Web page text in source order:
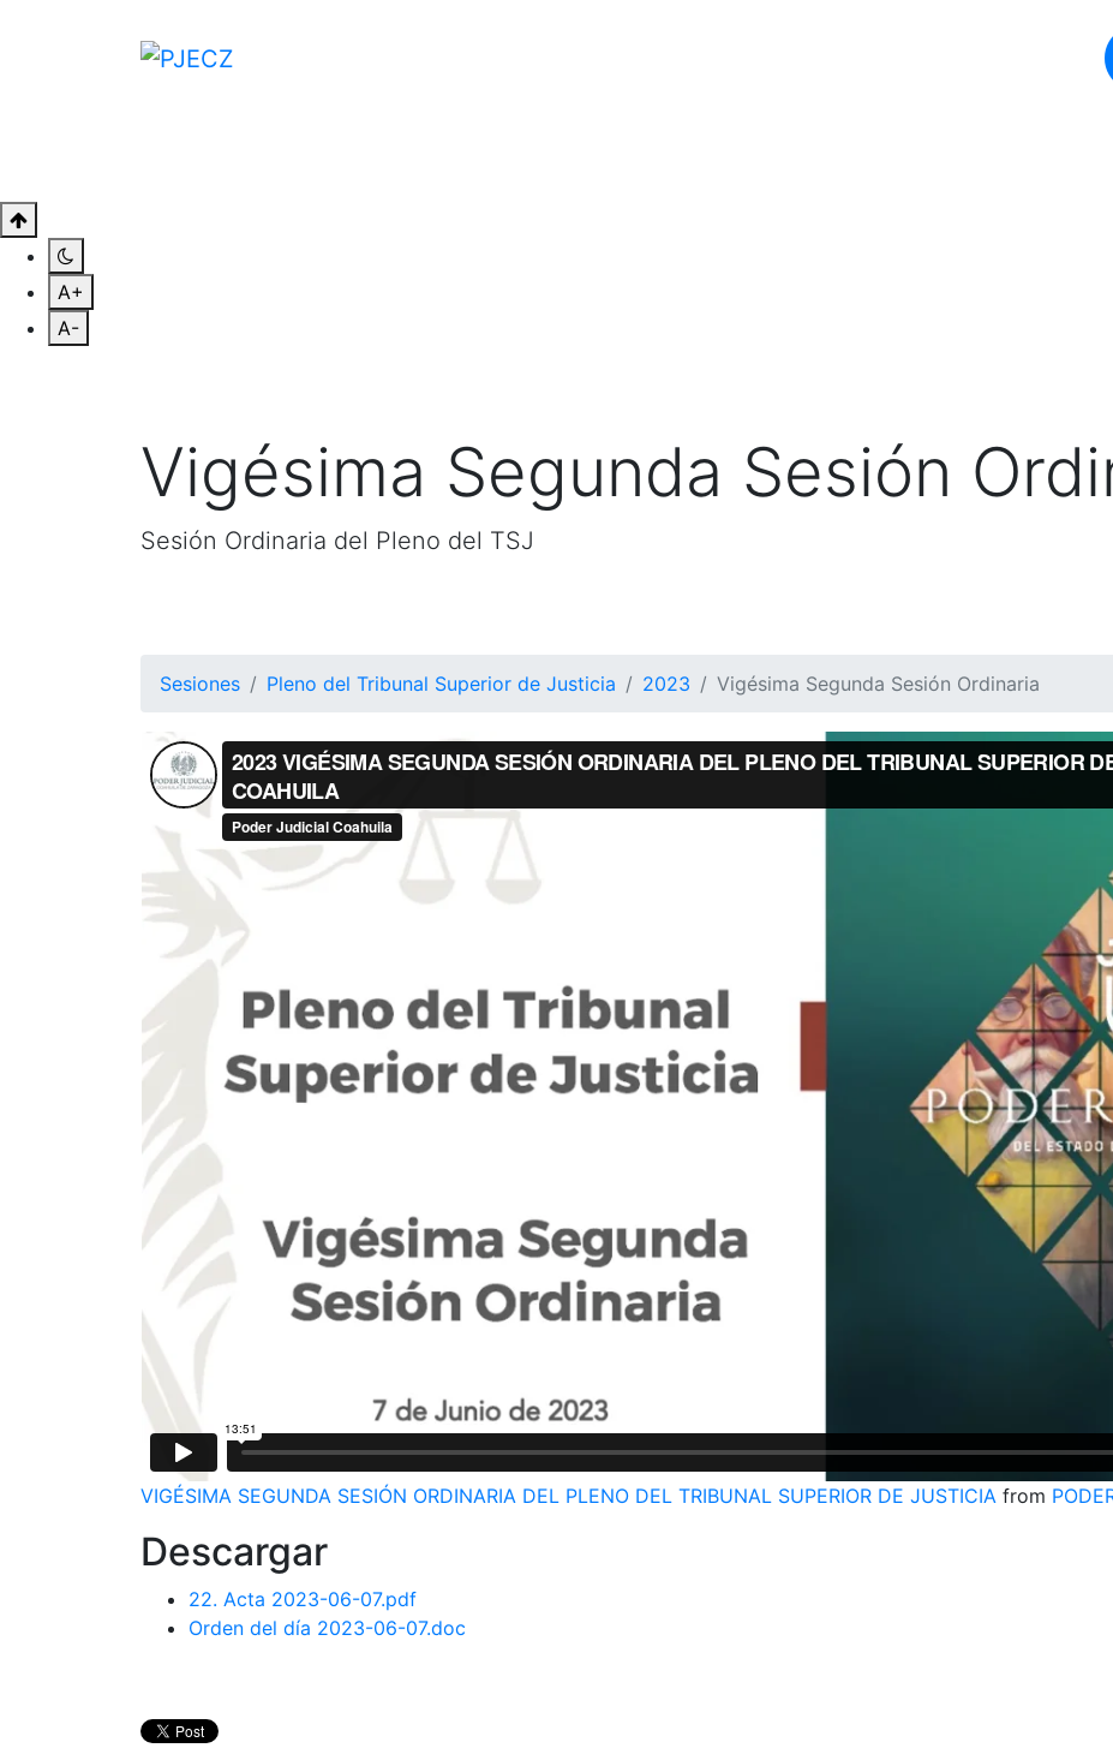
A+
A-
Vigésima Segunda Sesión
Sesión Ordinaria del Pleno del TSJ
Sesiones Pleno del Tribunal Superior de Justicia 2023 Vigésima Segunda Sesión Ordinaria
VIGÉSIMA SEGUNDA SESIÓN ORDINARIA DEL PLENO DEL TRIBUNAL SUPERIOR DE JUSTICIA from
Descargar
22. Acta 2023-06-07.pdf
Orden del día 2023-06-07.doc